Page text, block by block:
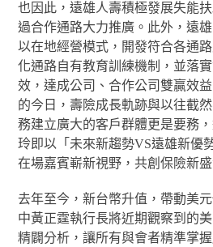
也因此，遠雄人壽積極發展失能
過合作通路大力推廣。此外，遠
以在地經營模式，開發符合各通
化通路自有教育訓練機制，並落
效，達成公司、合作公司雙贏效
的今日，壽險成長軌跡與以往截
務建立廣大的客戶群體更是要務
玲即以「未來新趨勢VS遠雄新優
在場嘉賓嶄新視野，共創保險新盛
去年至今，新台幣升值，帶動美
中黃正霆執行長將近期觀察到的
精闢分析，讓所有與會者精準掌